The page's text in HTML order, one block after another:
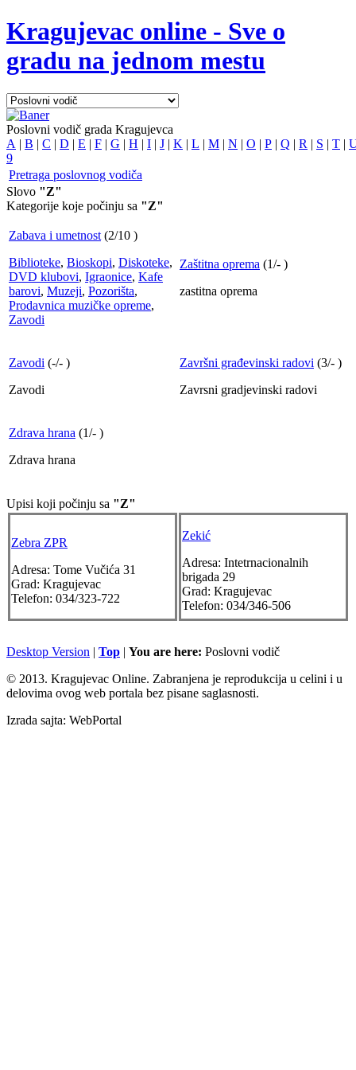
Kragujevac online - Sve o
gradu na jednom mestu
Poslovni vodič grada Kragujevca
A | B | C | D | E | F | G | H | I | J | K | L | M | N | O | P | Q | R | S | T |
9
Pretraga poslovnog vodiča
Slovo "Z"
Kategorije koje počinju sa "Z"
Zabava i umetnost (2/10 )
Biblioteke, Bioskopi, Diskoteke,
DVD klubovi, Igraonice, Kafe
barovi, Muzeji, Pozorišta,
Prodavnica muzičke opreme,
Zavodi
Zaštitna oprema (1/- )
zastitna oprema
Zavodi (-/- )
Zavodi
Završni građevinski radovi (3/- )
Zavrsni gradjevinski radovi
Zdrava hrana (1/- )
Zdrava hrana
Upisi koji počinju sa "Z"
Zebra ZPR
Adresa: Tome Vučića 31
Grad: Kragujevac
Telefon: 034/323-722
Zekić
Adresa: Intetrnacionalnih
brigada 29
Grad: Kragujevac
Telefon: 034/346-506
Desktop Version | Top | You are here: Poslovni vodič
© 2013. Kragujevac Online. Zabranjena je reprodukcija u celini i u
delovima ovog web portala bez pisane saglasnosti.
Izrada sajta: WebPortal